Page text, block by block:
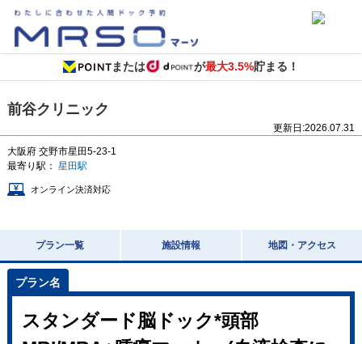
または が最大3.5%貯まる！
前谷クリニック
更新日:2026.07.31
大阪府 交野市星田5-23-1
最寄り駅： 星田駅
オンライン決済対応
プラン一覧 施設情報 地図・アクセス
スタンダード脳ドック*頭部